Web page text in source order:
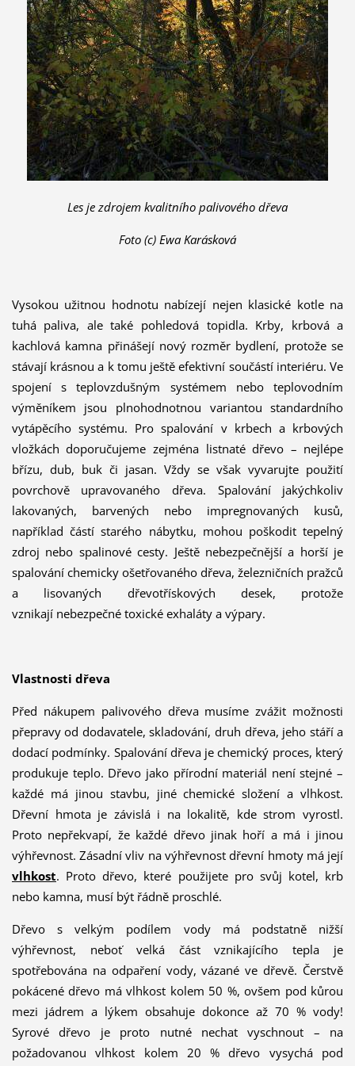
Les je zdrojem kvalitního palivového dřeva
Foto (c) Ewa Karásková
Vysokou užitnou hodnotu nabízejí nejen klasické kotle na
tuhá paliva, ale také pohledová topidla. Krby, krbová a
kachlová kamna přinášejí nový rozměr bydlení, protože se
stávají krásnou a k tomu ještě efektivní součástí interiéru. Ve
spojení s teplovzdušným systémem nebo teplovodním
výměníkem jsou plnohodnotnou variantou standardního
vytápěcího systému. Pro spalování v krbech a krbových
vložkách doporučujeme zejména listnaté dřevo – nejlépe
břízu, dub, buk či jasan. Vždy se však vyvarujte použití
povrchově upravovaného dřeva. Spalování jakýchkoliv
lakovaných, barvených nebo impregnovaných kusů,
například částí starého nábytku, mohou poškodit tepelný
zdroj nebo spalinové cesty. Ještě nebezpečnější a horší je
spalování chemicky ošetřovaného dřeva, železničních pražců
a lisovaných dřevotřískových desek, protože
vznikají nebezpečné toxické exhaláty a výpary.
Vlastnosti dřeva
Před nákupem palivového dřeva musíme zvážit možnosti
přepravy od dodavatele, skladování, druh dřeva, jeho stáří a
dodací podmínky. Spalování dřeva je chemický proces, který
produkuje teplo. Dřevo jako přírodní materiál není stejné –
každé má jinou stavbu, jiné chemické složení a vlhkost.
Dřevní hmota je závislá i na lokalitě, kde strom vyrostl.
Proto nepřekvapí, že každé dřevo jinak hoří a má i jinou
výhřevnost. Zásadní vliv na výhřevnost dřevní hmoty má její
vlhkost. Proto dřevo, které použijete pro svůj kotel, krb
nebo kamna, musí být řádně proschlé.
Dřevo s velkým podílem vody má podstatně nižší
výhřevnost, neboť velká část vznikajícího tepla je
spotřebována na odpaření vody, vázané ve dřevě. Čerstvě
pokácené dřevo má vlhkost kolem 50 %, ovšem pod kůrou
mezi jádrem a lýkem obsahuje dokonce až 70 % vody!
Syrové dřevo je proto nutné nechat vyschnout – na
požadovanou vlhkost kolem 20 % dřevo vysychá pod